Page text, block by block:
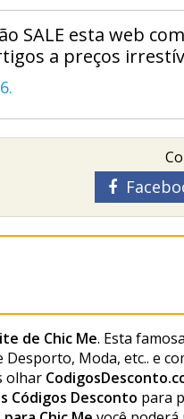
SALE esta web
a preços
de Chic Me. Esta
Desporto, Moda, etc.. e
olhar
Códigos Desconto para